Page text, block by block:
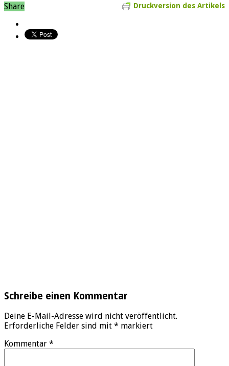
Druckversion des Artikels
Share
Schreibe einen Kommentar
Deine E-Mail-Adresse wird nicht veröffentlicht.
Erforderliche Felder sind mit * markiert
Kommentar *